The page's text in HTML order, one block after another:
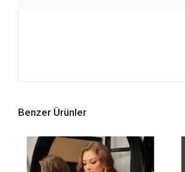
Benzer Ürünler